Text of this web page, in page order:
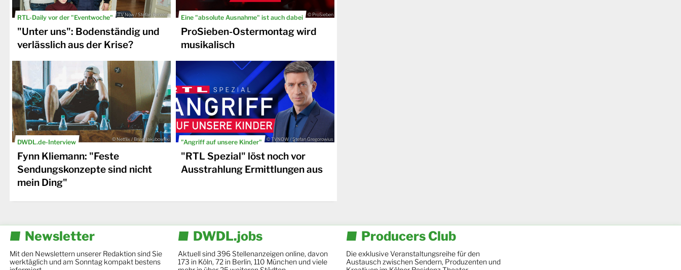
RTL-Daily vor der "Eventwoche" © TV Now / Stefan Behrens
"Unter uns": Bodenständig und
verlässlich aus der Krise?
Eine "absolute Ausnahme" ist auch dabei © ProSieben
ProSieben-Ostermontag wird
musikalisch
DWDL.de-Interview © Netflix / Brian Jakubowski
Fynn Kliemann: "Feste
Sendungskonzepte sind nicht
mein Ding"
"Angriff auf unsere Kinder" © TVNOW / Stefan Gregorowius
"RTL Spezial" löst noch vor
Ausstrahlung Ermittlungen aus
Newsletter
Mit den Newslettern unserer Redaktion sind Sie
werktäglich und am Sonntag kompakt bestens
DWDL.jobs
Aktuell sind 396 Stellenanzeigen online, davon
173 in Köln, 72 in Berlin, 110 München und viele
Producers Club
Die exklusive Veranstaltungsreihe für den
Austausch zwischen Sendern, Produzenten und